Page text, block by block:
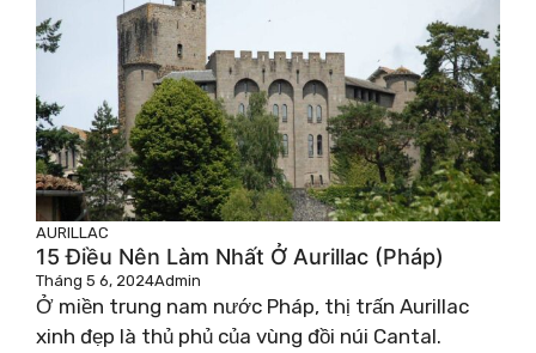
AURILLAC
15 Điều Nên Làm Nhất Ở Aurillac (Pháp)
Tháng 5 6, 2024Admin
Ở miền trung nam nước Pháp, thị trấn Aurillac
xinh đẹp là thủ phủ của vùng đồi núi Cantal.